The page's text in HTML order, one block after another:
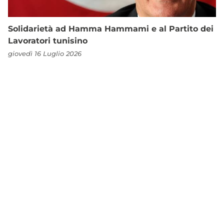
Solidarietà ad Hamma Hammami e al Partito dei
Lavoratori tunisino
giovedì 16 Luglio 2026